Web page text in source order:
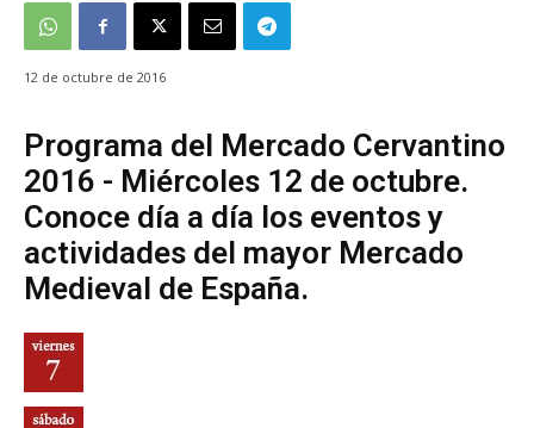
12 de octubre de 2016
Programa del Mercado Cervantino
2016 - Miércoles 12 de octubre.
Conoce día a día los eventos y
actividades del mayor Mercado
Medieval de España.